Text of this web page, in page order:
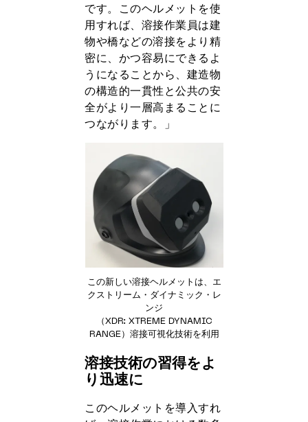
です。このヘルメットを使
用すれば、溶接作業員は建
物や橋などの溶接をより精
密に、かつ容易にできるよ
うになることから、建造物
の構造的一貫性と公共の安
全がより一層高まることに
つながります。」
この新しい溶接ヘルメットは、エ
クストリーム・ダイナミック・レ
ンジ
（XDR: XTREME DYNAMIC
RANGE）溶接可視化技術を利用
溶接技術の習得をよ
り迅速に
このヘルメットを導入すれ